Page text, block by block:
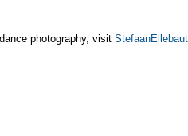
photography, visit